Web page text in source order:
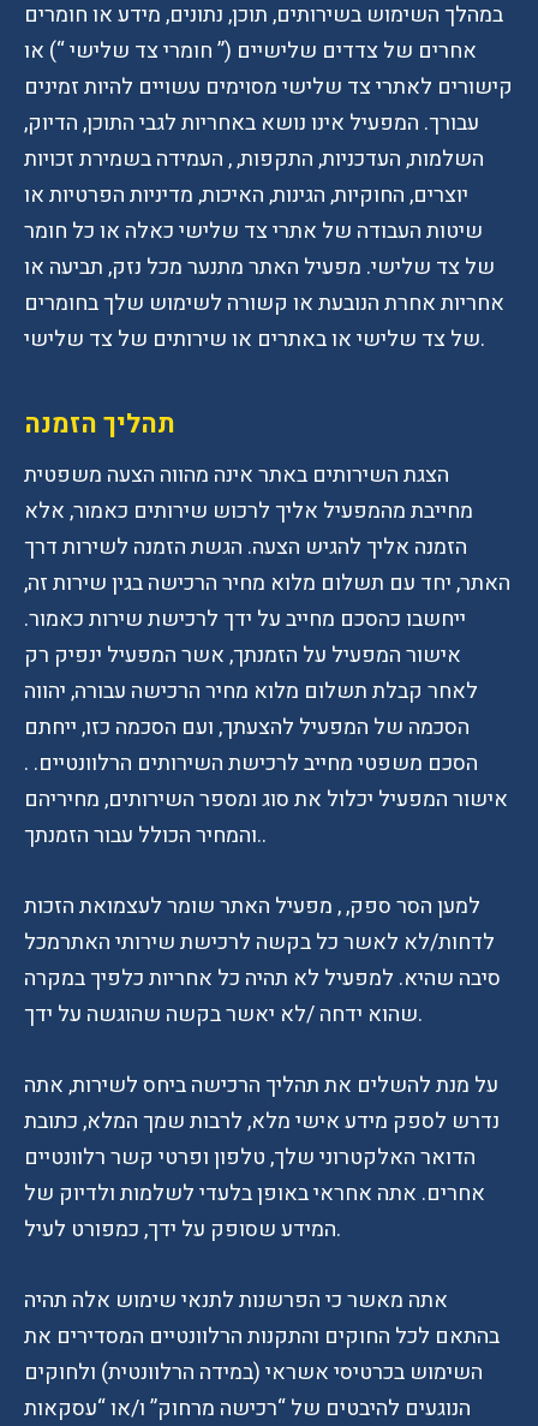
במהלך השימוש בשירותים, תוכן, נתונים, מידע או חומרים
אחרים של צדדים שלישיים (” חומרי צד שלישי “) או
קישורים לאתרי צד שלישי מסוימים עשויים להיות זמינים
עבורך. המפעיל אינו נושא באחריות לגבי התוכן, הדיוק,
השלמות, העדכניות, התקפות, , העמידה בשמירת זכויות
יוצרים, החוקיות, הגינות, האיכות, מדיניות הפרטיות או
שיטות העבודה של אתרי צד שלישי כאלה או כל חומר
של צד שלישי. מפעיל האתר מתנער מכל נזק, תביעה או
אחריות אחרת הנובעת או קשורה לשימוש שלך בחומרים
של צד שלישי או באתרים או שירותים של צד שלישי.
תהליך הזמנה
הצגת השירותים באתר אינה מהווה הצעה משפטית
מחייבת מהמפעיל אליך לרכוש שירותים כאמור, אלא
הזמנה אליך להגיש הצעה. הגשת הזמנה לשירות דרך
האתר, יחד עם תשלום מלוא מחיר הרכישה בגין שירות זה,
ייחשבו כהסכם מחייב על ידך לרכישת שירות כאמור.
אישור המפעיל על הזמנתך, אשר המפעיל ינפיק רק
לאחר קבלת תשלום מלוא מחיר הרכישה עבורה, יהווה
הסכמה של המפעיל להצעתך, ועם הסכמה כזו, ייחתם
הסכם משפטי מחייב לרכישת השירותים הרלוונטיים. .
אישור המפעיל יכלול את סוג ומספר השירותים, מחיריהם
והמחיר הכולל עבור הזמנתך..
למען הסר ספק, , מפעיל האתר שומר לעצמואת הזכות
לדחות/לא לאשר כל בקשה לרכישת שירותי האתרמכל
סיבה שהיא. למפעיל לא תהיה כל אחריות כלפיך במקרה
שהוא ידחה /לא יאשר בקשה שהוגשה על ידך.
על מנת להשלים את תהליך הרכישה ביחס לשירות, אתה
נדרש לספק מידע אישי מלא, לרבות שמך המלא, כתובת
הדואר האלקטרוני שלך, טלפון ופרטי קשר רלוונטיים
אחרים. אתה אחראי באופן בלעדי לשלמות ולדיוק של
המידע שסופק על ידך, כמפורט לעיל.
אתה מאשר כי הפרשנות לתנאי שימוש אלה תהיה
בהתאם לכל החוקים והתקנות הרלוונטיים המסדירים את
השימוש בכרטיסי אשראי (במידה הרלוונטית) ולחוקים
הנוגעים להיבטים של “רכישה מרחוק” ו/או “עסקאות